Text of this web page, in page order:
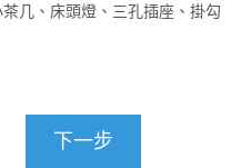
几、床頭燈、三孔插座、掛勾​
下一步